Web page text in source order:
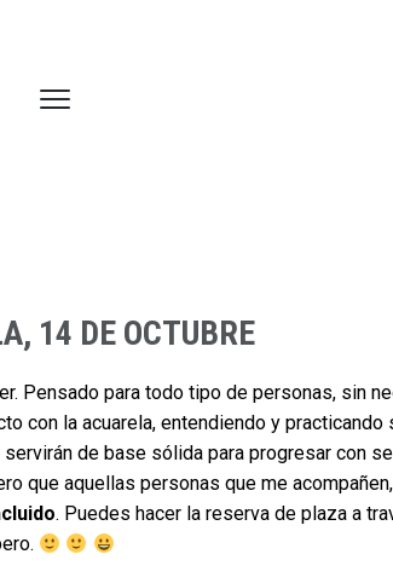
14 DE OCTUBRE
Pensado para todo tipo de personas, sin
con la acuarela, entendiendo y practicando
de base sólida para progresar con
que aquellas personas que me
. Puedes hacer la reserva de plaza a